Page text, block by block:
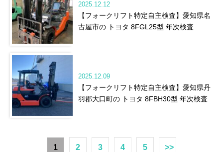
2025.12.12
【フォークリフト特定自主検査】愛知県名
古屋市の トヨタ 8FGL25型 年次検査
2025.12.09
【フォークリフト特定自主検査】愛知県丹
羽郡大口町の トヨタ 8FBH30型 年次検査
1 2 3 4 5 >>